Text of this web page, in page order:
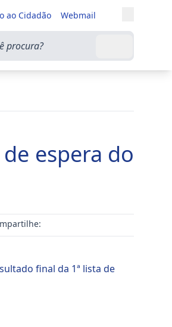
ao Cidadão Webmail
Alternar
Buscar
espera do
final da 1ª lista de